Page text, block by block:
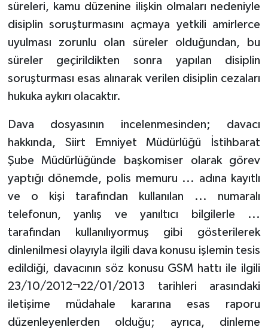
süreleri, kamu düzenine ilişkin olmaları nedeniyle
disiplin soruşturmasını açmaya yetkili amirlerce
uyulması zorunlu olan süreler olduğundan, bu
süreler geçirildikten sonra yapılan disiplin
soruşturması esas alınarak verilen disiplin cezaları
hukuka aykırı olacaktır.
Dava dosyasının incelenmesinden; davacı
hakkında, Siirt Emniyet Müdürlüğü İstihbarat
Şube Müdürlüğünde başkomiser olarak görev
yaptığı dönemde, polis memuru ... adına kayıtlı
ve o kişi tarafından kullanılan ... numaralı
telefonun, yanlış ve yanıltıcı bilgilerle ...
tarafından kullanılıyormuş gibi gösterilerek
dinlenilmesi olayıyla ilgili dava konusu işlemin tesis
edildiği, davacının söz konusu GSM hattı ile ilgili
23/10/2012¬22/01/2013 tarihleri arasındaki
iletişime müdahale kararına esas raporu
düzenleyenlerden olduğu; ayrıca, dinleme